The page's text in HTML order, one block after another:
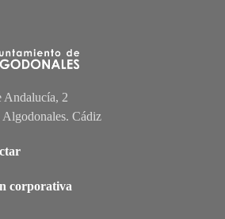
Andalucía, 2
Algodonales. Cádiz
corporativa